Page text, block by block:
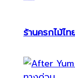
ร้านครกไม้ไ